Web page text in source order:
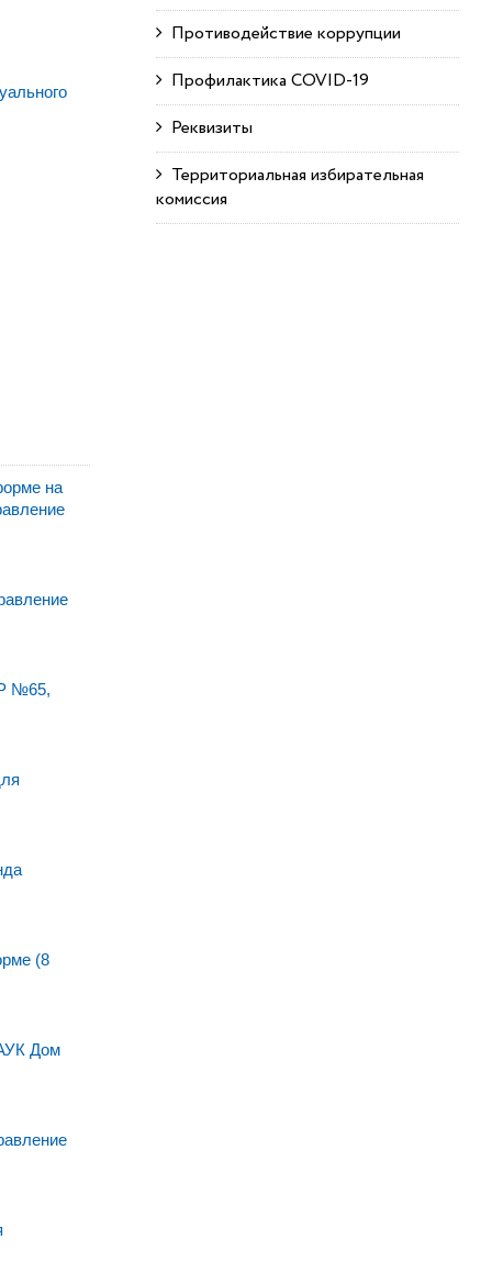
на
№65,
(8
Дом
Противодействие коррупции
Профилактика COVID-19
Реквизиты
Территориальная избирательная
комиссия